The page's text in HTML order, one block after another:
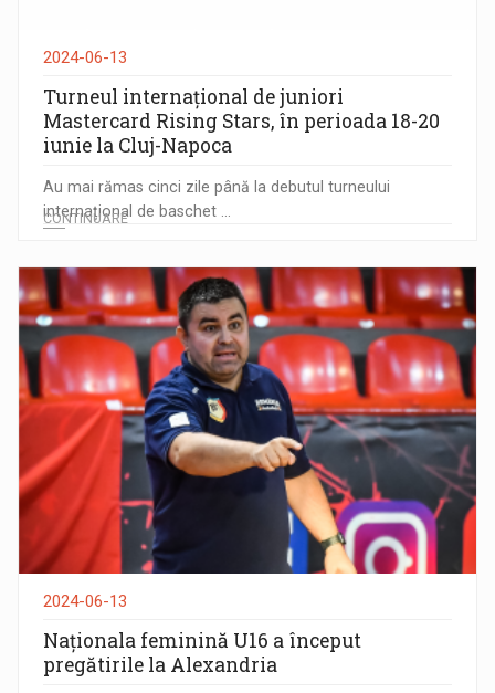
2024-06-13
Turneul internațional de juniori
Mastercard Rising Stars, în perioada 18-20
iunie la Cluj-Napoca
Au mai rămas cinci zile până la debutul turneului
internațional de baschet ...
CONTINUARE
2024-06-13
Naționala feminină U16 a început
pregătirile la Alexandria